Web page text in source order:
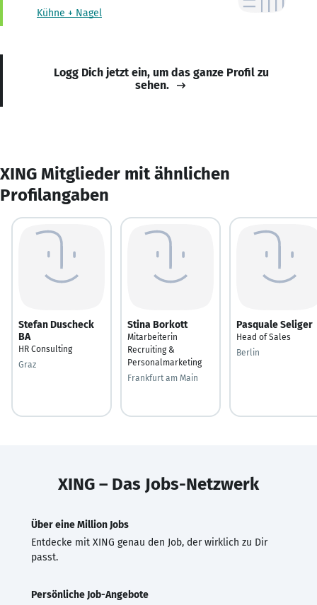
Kühne + Nagel
Logg Dich jetzt ein, um das ganze Profil zu
sehen.
XING Mitglieder mit ähnlichen
Profilangaben
Stefan Duscheck
BA
HR Consulting
Graz
Stina Borkott
Mitarbeiterin
Recruiting &
Personalmarketing
Frankfurt am Main
Pasquale Seliger
Head of Sales
Berlin
XING – Das Jobs-Netzwerk
Über eine Million Jobs
Entdecke mit XING genau den Job, der wirklich zu Dir
passt.
Persönliche Job-Angebote